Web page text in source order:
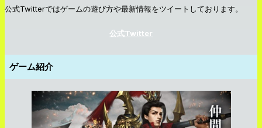
公式Twitterではゲームの遊び方や最新情報をツイートしております。
公式Twitter
ゲーム紹介